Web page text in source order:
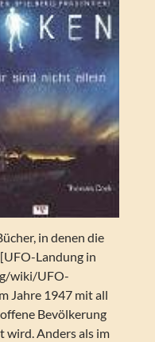
in denen die
Landung in
wiki/UFO-
Jahre 1947 mit all
Bevölkerung
wird. Anders als im